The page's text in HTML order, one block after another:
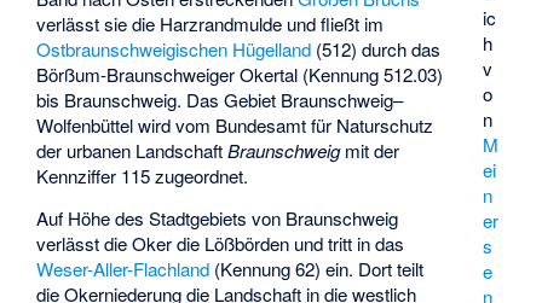
ic
h
v
o
n
M
ei
n
er
s
e
n
verlässt sie die Harzrandmulde und fließt im
Ostbraunschweigischen Hügelland (512) durch das
Börßum-Braunschweiger Okertal (Kennung 512.03)
bis Braunschweig. Das Gebiet Braunschweig–
Wolfenbüttel wird vom Bundesamt für Naturschutz
der urbanen LandschaftBraunschweigmit der
Kennziffer 115 zugeordnet.
Auf Höhe des Stadtgebiets von Braunschweig
verlässt die Oker die Lößbörden und tritt in das
Weser-Aller-Flachland (Kennung 62) ein. Dort teilt
die Okerniederung die Landschaft in die westlich